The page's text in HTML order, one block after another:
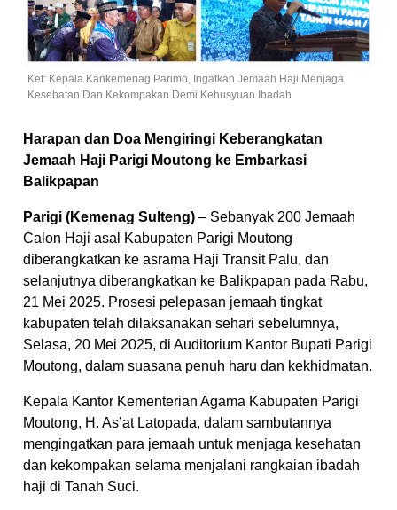
Ket: Kepala Kankemenag Parimo, Ingatkan Jemaah Haji Menjaga
Kesehatan Dan Kekompakan Demi Kehusyuan Ibadah
Harapan dan Doa Mengiringi Keberangkatan
Jemaah Haji Parigi Moutong ke Embarkasi
Balikpapan
Parigi (Kemenag Sulteng) – Sebanyak 200 Jemaah
Calon Haji asal Kabupaten Parigi Moutong
diberangkatkan ke asrama Haji Transit Palu, dan
selanjutnya diberangkatkan ke Balikpapan pada Rabu,
21 Mei 2025. Prosesi pelepasan jemaah tingkat
kabupaten telah dilaksanakan sehari sebelumnya,
Selasa, 20 Mei 2025, di Auditorium Kantor Bupati Parigi
Moutong, dalam suasana penuh haru dan kekhidmatan.
Kepala Kantor Kementerian Agama Kabupaten Parigi
Moutong, H. As’at Latopada, dalam sambutannya
mengingatkan para jemaah untuk menjaga kesehatan
dan kekompakan selama menjalani rangkaian ibadah
haji di Tanah Suci.